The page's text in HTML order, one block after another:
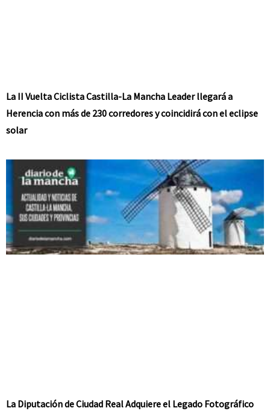
La II Vuelta Ciclista Castilla-La Mancha Leader llegará a
Herencia con más de 230 corredores y coincidirá con el eclipse
solar
La Diputación de Ciudad Real Adquiere el Legado Fotográfico